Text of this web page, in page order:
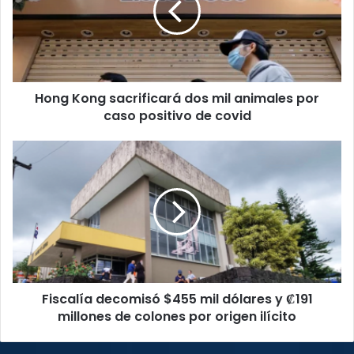
mil
animales
por
caso
positivo
Hong Kong sacrificará dos mil animales por
caso positivo de covid
decomisó
$455
₡191
millones
de
colonesFiscalía decomisó $455 mil dólares y ₡191
millones de colones por origen ilícito